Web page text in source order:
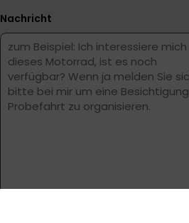
Nachricht